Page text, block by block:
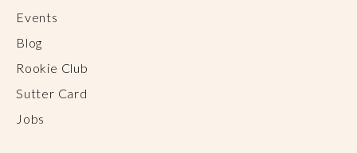
Events
Blog
Rookie Club
Sutter Card
Jobs